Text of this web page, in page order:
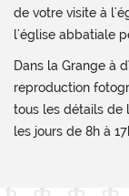
de votre visite à
l'église abbatiale
Dans la Grange à
reproduction
tous les détails de
les jours de 8h à